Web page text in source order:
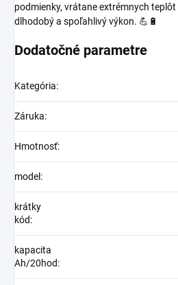
podmienky, vrátane extrémnych
dlhodobý a spoľahlivý výkon. 💪🔋
Dodatočné parametre
Kategória:
Záruka:
Hmotnosť:
model :
krátky
kód:
kapacita
Ah/20hod: